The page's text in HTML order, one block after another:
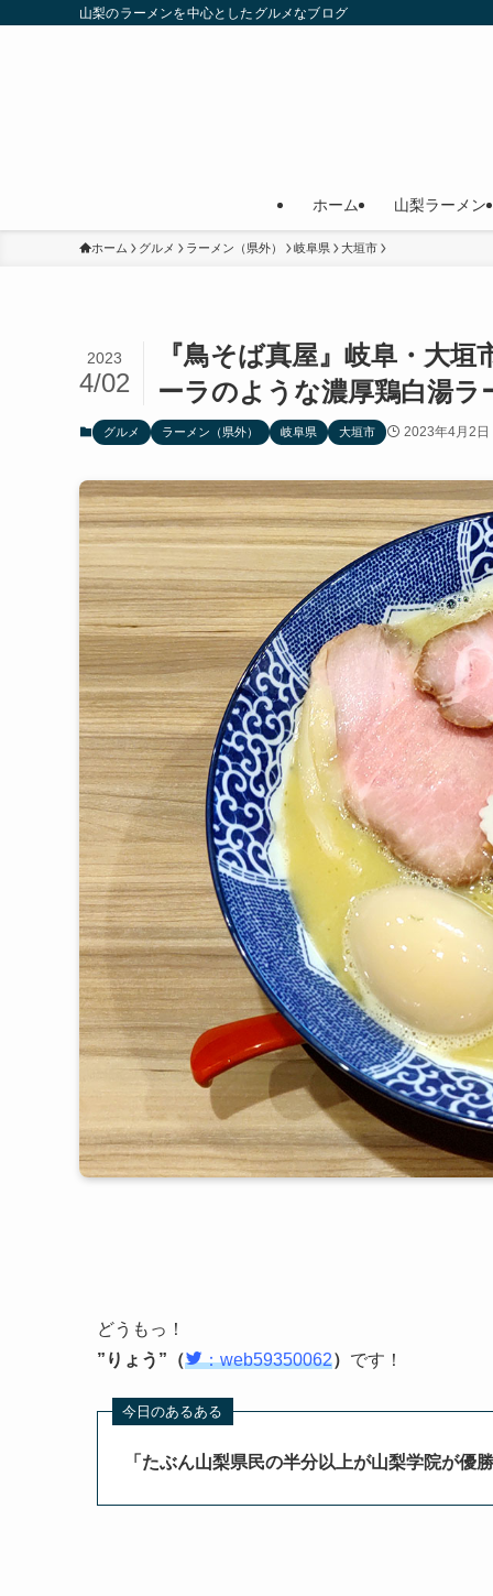
山梨のラーメンを中心としたグルメなブログ
ホーム 山梨ラーメン
ホーム グルメ ラーメン（県外） 岐阜県 大垣市
『鳥そば真屋』岐阜・大
ーラのような濃厚鶏白湯
2023
4/02
グルメ ラーメン（県外） 岐阜県 大垣市 2023年4月2日
どうもっ！
”りょう”（
：web59350062） です！
「たぶん山梨県民の半分以上が山梨学院が優